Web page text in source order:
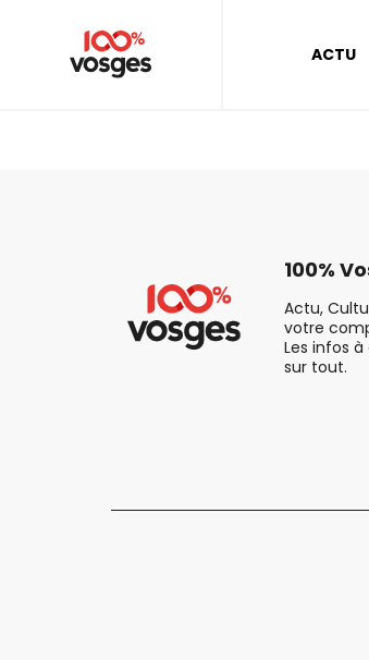
ACTU
100%
Actu,
votre
Les infos
sur tout.